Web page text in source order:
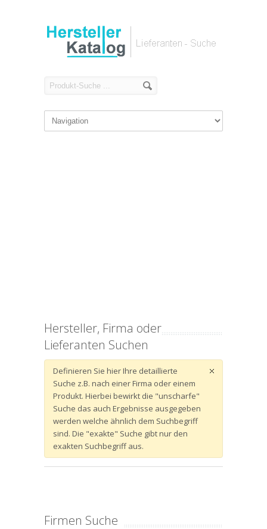
Hersteller, Firma oder
Lieferanten Suchen
Definieren Sie hier Ihre detaillierte
Suche z.B. nach einer Firma oder einem
Produkt. Hierbei bewirkt die "unscharfe"
Suche das auch Ergebnisse ausgegeben
werden welche ähnlich dem Suchbegriff
sind. Die "exakte" Suche gibt nur den
exakten Suchbegriff aus.
Firmen Suche